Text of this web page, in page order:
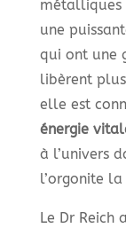
métalliques
une
qui ont une
libèrent
elle est
énergie
à l’univers
l’orgonite
Le Dr Reich